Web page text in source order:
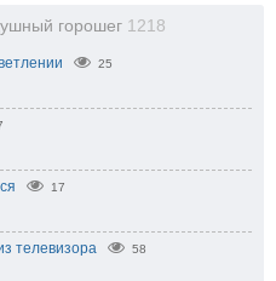
горошег 1218
25
17
телевизора 58